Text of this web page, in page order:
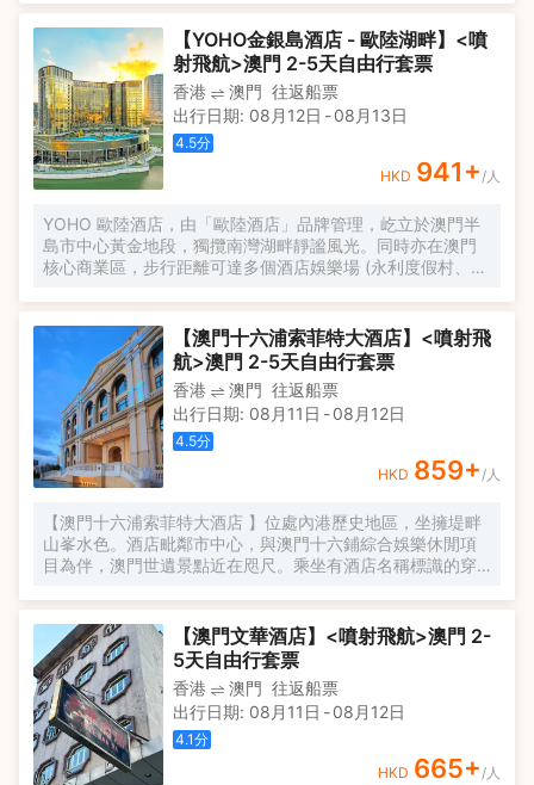
段經歷令人難忘。 客房的主題各具特色，分別是“BROWN主
題房”、“CONY主題房”和“LINE FRIENDS主題房”。 客房設計
色彩繽紛，靈感來自葡萄牙建築和澳門簡約的東方之美。
LINE FRIENDS PRESENTS CASA DE AMIGO 的專屬色彩和
款式，在整個設計中結合了 LINE FRIENDS 的可愛和獨特活
潑的性格，讓客人與自己喜歡的 LINE FRIENDS 朋友一起創
造不同的時刻
【YOHO金銀島酒店 - 歐陸湖畔】<噴
射飛航>澳門 2-5天自由行套票
香港 澳門 往返船票
出行日期: 08月12日 -08月13日
4.5分
HKD 941+/人
YOHO 歐陸酒店，由「歐陸酒店」品牌管理，屹立於澳門半
島市中心黃金地段，獨攬南灣湖畔靜謐風光。同時亦在澳門
核心商業區，步行距離可達多個酒店娛樂場 (永利度假村、星
洲不動產獎」的設計與「澳門最美景觀優質品牌大獎」的雙
重認證，演繹景觀與美學共融的非凡體驗。 酒店共設204間
細琢打造的精品客房，每間均以沉穩黑為基底，綴以温潤木
色與古銅金細節，呈現低調而富於格調的隱奢空間，為奔波
於晝夜邊緣的旅人提供一處不問來去的安心避風港。 酒店附
設金銀島湖畔廣場，彙集電影院、特色餐飲、時尚零售及家
庭休閒設施，打造多元體驗場景。周邊的櫻花大道、環湖藝
術公園與跑步徑，讓您盡情沉浸於自然與藝術交融的休閒時
光，成就一段嶄新的購物度假旅程。
【澳門十六浦索菲特大酒店】<噴射飛
航>澳門 2-5天自由行套票
香港 澳門 往返船票
出行日期: 08月11日 -08月12日
4.5分
HKD 859+/人
【澳門十六浦索菲特大酒店 】位處內港歷史地區，坐擁堤畔
山峯水色。酒店毗鄰市中心，與澳門十六鋪綜合娛樂休閒項
目為伴，澳門世遺景點近在咫尺。乘坐有酒店名稱標識的穿
店整座建築物洋溢着濃郁的南歐風情，為賓客帶來高雅的住
宿環境，此外酒店還設有各類娛樂場所，為旅客締造“家”以外
的休閒文化。
【澳門文華酒店】<噴射飛航>澳門 2-
5天自由行套票
香港 澳門 往返船票
出行日期: 08月11日 -08月12日
4.1分
HKD 665+/人